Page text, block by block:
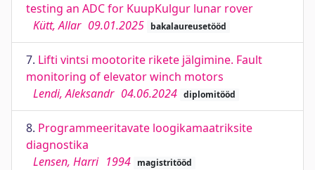
testing an ADC for KuupKulgur lunar rover
Kütt, Allar 09.01.2025 bakalaureusetööd
7. Lifti vintsi mootorite rikete jälgimine. Fault
monitoring of elevator winch motors
Lendi, Aleksandr 04.06.2024 diplomitööd
8. Programmeeritavate loogikamaatriksite
diagnostika
Lensen, Harri 1994 magistritööd